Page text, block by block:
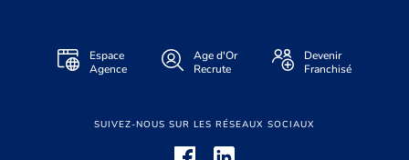
Espace
Agence
Age d'Or
Recrute
Devenir
Franchisé
SUIVEZ-NOUS SUR LES RÉSEAUX SOCIAUX